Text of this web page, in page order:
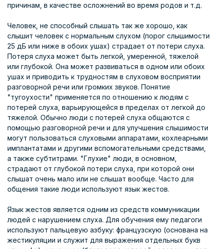
причинам, в качестве осложнений во время родов и т.д.
Человек, не способный слышать так же хорошо, как
слышит человек с нормальным слухом (порог слышимости
25 дБ или ниже в обоих ушах) страдает от потери слуха.
Потеря слуха может быть легкой, умеренной, тяжелой
или глубокой. Она может развиваться в одном или обоих
ушах и приводить к трудностям в слуховом восприятии
разговорной речи или громких звуков. Понятие
"тугоухости" применяется по отношению к людям с
потерей слуха, варьирующейся в пределах от легкой до
тяжелой. Обычно люди с потерей слуха общаются с
помощью разговорной речи и для улучшения слышимости
могут пользоваться слуховыми аппаратами, кохлеарными
имплантатами и другими вспомогательными средствами,
а также субтитрами. "Глухие" люди, в основном,
страдают от глубокой потери слуха, при которой они
слышат очень мало или не слышат вообще. Часто для
общения такие люди используют язык жестов.
Язык жестов является одним из средств коммуникации
людей с нарушением слуха. Для обучения ему педагоги
используют пальцевую азбуку: французскую (основана на
жестикуляции и служит для выражения отдельных букв